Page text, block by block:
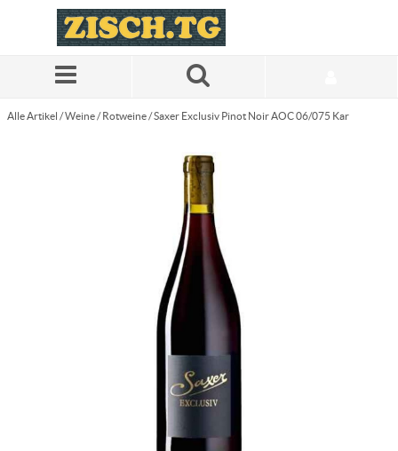
Zum Hauptinhalt springen
Alle Artikel /Weine / Rotweine /Saxer Exclusiv Pinot Noir AOC 06/075 Kar